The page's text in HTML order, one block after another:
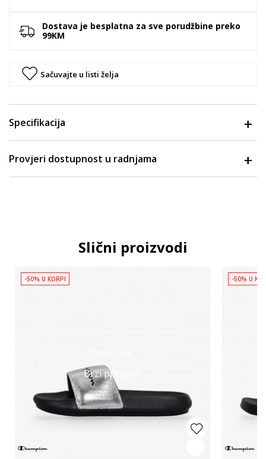
Dostava je besplatna za sve porudžbine preko
99KM
Sačuvajte u listi želja
Specifikacija
Provjeri dostupnost u radnjama
Slični proizvodi
Brzi pregled
-50% U KORPI -50% U